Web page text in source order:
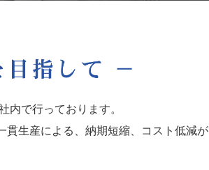
内で行っております。
貫生産による、納期短縮、コスト低減が